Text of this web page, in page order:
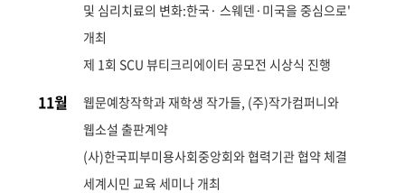
및 심리치료의 변화:한국· 스웨덴·미국을 중심으로'
개최
제 1회 SCU 뷰티크리에이터 공모전 시상식 진행
11월
웹문예창작학과 재학생 작가들, (주)작가컴퍼니와
웹소설 출판계약
(사)한국피부미용사회중앙회와 협력기관 협약 체결
세계시민 교육 세미나 개최